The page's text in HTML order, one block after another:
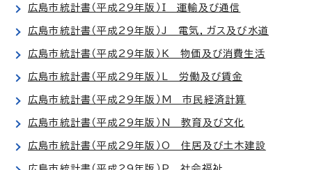
広島市統計書（平成29年版）I 運輸及び通信
広島市統計書（平成29年版）J 電気，ガス及び水道
広島市統計書（平成29年版）K 物価及び消費生活
広島市統計書（平成29年版）L 労働及び賃金
広島市統計書（平成29年版）M 市民経済計算
広島市統計書（平成29年版）N 教育及び文化
広島市統計書（平成29年版）O 住居及び土木建設